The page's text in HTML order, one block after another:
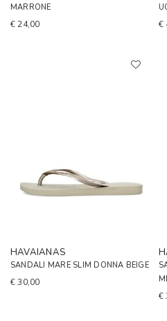
MARRONE
€ 24,00 €
HAVAIANAS
SANDALI MARE SLIM DONNA BEIGE
€ 30,00
€